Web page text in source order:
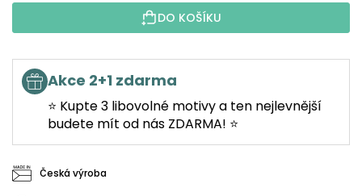
DO KOŠÍKU
Akce 2+1 zdarma
⭐ Kupte 3 libovolné motivy a ten nejlevnější
budete mít od nás ZDARMA! ⭐
Česká výroba